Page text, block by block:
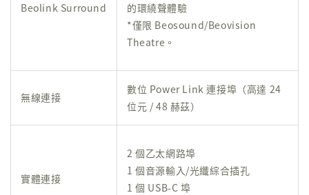
Beolink Surround
的環繞聲體驗
*僅限 Beosound/Beovision
Theatre。
無線連接
數位 Power Link 連接埠（高達 24
位元 / 48 赫茲）
實體連接
2 個乙太網路埠
1 個音源輸入/光纖綜合插孔
1 個 USB-C 埠